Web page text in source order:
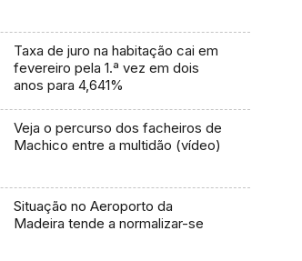
Taxa de juro na habitação cai em
fevereiro pela 1.ª vez em dois
anos para 4,641%
Veja o percurso dos facheiros de
Machico entre a multidão (vídeo)
Situação no Aeroporto da
Madeira tende a normalizar-se